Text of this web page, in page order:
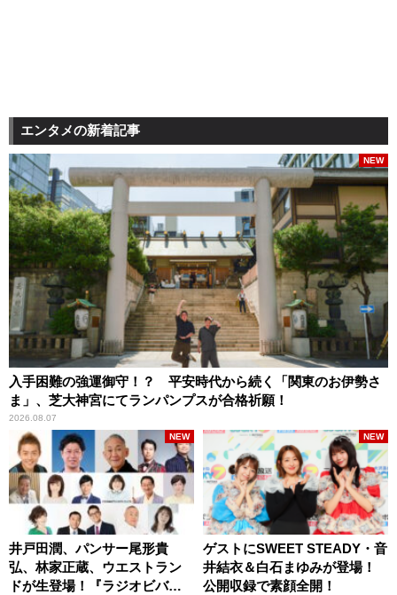
エンタメの新着記事
入手困難の強運御守！？ 平安時代から続く「関東のお伊勢さ
ま」、芝大神宮にてランパンプスが合格祈願！
2026.08.07
NEW
井戸田潤、パンサー尾形貴
弘、林家正蔵、ウエストラン
ドが生登場！『ラジオビバリ
NEW
ゲストにSWEET STEADY・音
井結衣＆白石まゆみが登場！
公開収録で素顔全開！
NEW